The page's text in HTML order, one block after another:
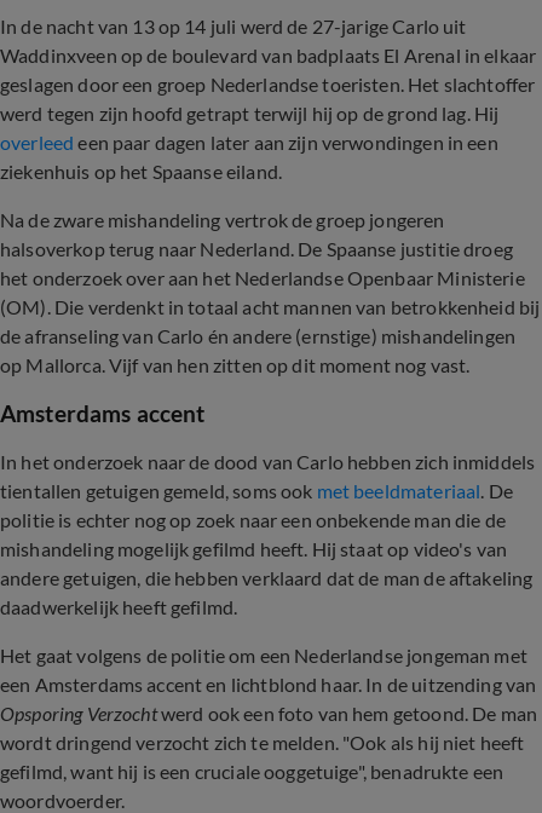
In de nacht van 13 op 14 juli werd de 27-jarige Carlo uit
Waddinxveen op de boulevard van badplaats El Arenal in elkaar
geslagen door een groep Nederlandse toeristen. Het slachtoffer
werd tegen zijn hoofd getrapt terwijl hij op de grond lag. Hij
overleed een paar dagen later aan zijn verwondingen in een
ziekenhuis op het Spaanse eiland.
Na de zware mishandeling vertrok de groep jongeren
halsoverkop terug naar Nederland. De Spaanse justitie droeg
het onderzoek over aan het Nederlandse Openbaar Ministerie
(OM). Die verdenkt in totaal acht mannen van betrokkenheid bij
de afranseling van Carlo én andere (ernstige) mishandelingen
op Mallorca. Vijf van hen zitten op dit moment nog vast.
Amsterdams accent
In het onderzoek naar de dood van Carlo hebben zich inmiddels
tientallen getuigen gemeld, soms ook met beeldmateriaal. De
politie is echter nog op zoek naar een onbekende man die de
mishandeling mogelijk gefilmd heeft. Hij staat op video's van
andere getuigen, die hebben verklaard dat de man de aftakeling
daadwerkelijk heeft gefilmd.
Het gaat volgens de politie om een Nederlandse jongeman met
een Amsterdams accent en lichtblond haar. In de uitzending van
Opsporing Verzochtwerd ook een foto van hem getoond. De man
wordt dringend verzocht zich te melden. "Ook als hij niet heeft
gefilmd, want hij is een cruciale ooggetuige", benadrukte een
woordvoerder.